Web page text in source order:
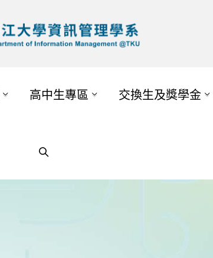
高中生專區 交換生及獎學金